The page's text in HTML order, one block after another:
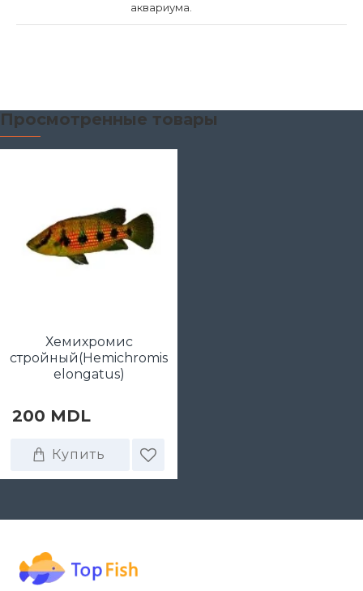
аквариума.
Просмотренные товары
Хемихромис
стройный(Hemichromis
elongatus)
200 MDL
Купить